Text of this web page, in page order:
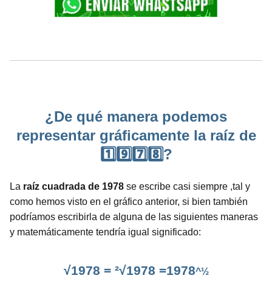
¿De qué manera podemos
representar gráficamente la raíz de
1️⃣9️⃣7️⃣8️⃣?
La raíz cuadrada de 1978 se escribe casi siempre ,tal y
como hemos visto en el gráfico anterior, si bien también
podríamos escribirla de alguna de las siguientes maneras
y matemáticamente tendría igual significado:
√1978 = ²√1978 =1978^½